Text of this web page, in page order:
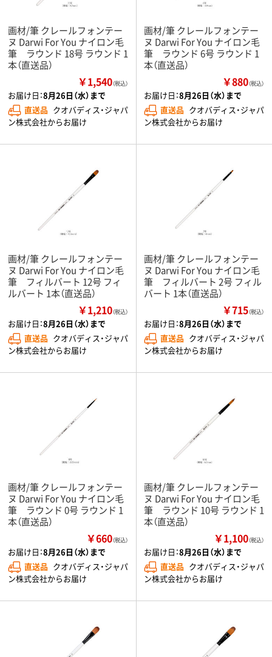
画材/筆 クレールフォンテー
ヌ Darwi For You ナイロン毛
筆 ラウンド 18号 ラウンド 1
本（直送品）
￥1,540（税込）
お届け日：8月26日（水）まで
直送品 クオバディス・ジャパ
ン株式会社からお届け
画材/筆 クレールフォンテー
ヌ Darwi For You ナイロン毛
筆 ラウンド 6号 ラウンド 1
本（直送品）
￥880（税込）
お届け日：8月26日（水）まで
直送品 クオバディス・ジャパ
ン株式会社からお届け
画材/筆 クレールフォンテー
ヌ Darwi For You ナイロン毛
筆 フィルバート 12号 フィ
ルバート 1本（直送品）
￥1,210（税込）
お届け日：8月26日（水）まで
直送品 クオバディス・ジャパ
ン株式会社からお届け
画材/筆 クレールフォンテー
ヌ Darwi For You ナイロン毛
筆 フィルバート 2号 フィル
バート 1本（直送品）
￥715（税込）
お届け日：8月26日（水）まで
直送品 クオバディス・ジャパ
ン株式会社からお届け
画材/筆 クレールフォンテー
ヌ Darwi For You ナイロン毛
筆 ラウンド 0号 ラウンド 1
本（直送品）
￥660（税込）
お届け日：8月26日（水）まで
直送品 クオバディス・ジャパ
ン株式会社からお届け
画材/筆 クレールフォンテー
ヌ Darwi For You ナイロン毛
筆 ラウンド 10号 ラウンド 1
本（直送品）
￥1,100（税込）
お届け日：8月26日（水）まで
直送品 クオバディス・ジャパ
ン株式会社からお届け